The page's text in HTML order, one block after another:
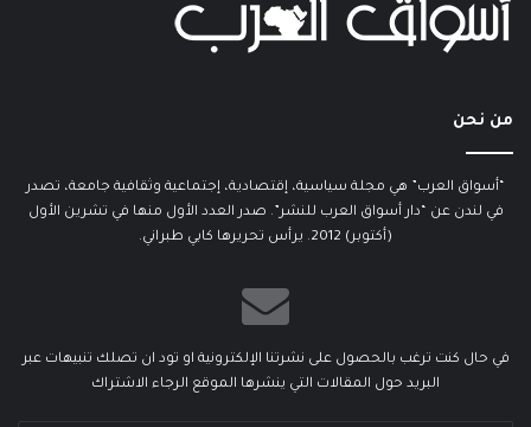
من نحن
“أسواق العرب” هي مجلة سياسية، إقتصادية، إجتماعية وثقافية جامعة، تصدر
في لندن عن “دار أسواق العرب للنشر”. صدر العدد الأول منها في تشرين الأول
(أكتوبر) 2012. يرأس تحريرها كابي طبراني.
في حال كنت ترغب بالحصول على نشرتنا الإلكترونية او تود ان تصلك تنبيهات عبر
البريد حول المقالات التي ينشرها الموقع الرجاء الاشتراك